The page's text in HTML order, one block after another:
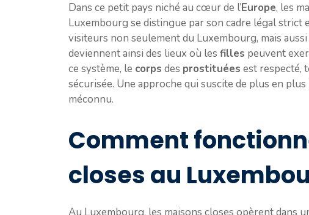
Dans ce petit pays niché au cœur de l’Europe, les
Luxembourg se distingue par son cadre légal strict
visiteurs non seulement du Luxembourg, mais aussi
deviennent ainsi des lieux où les filles peuvent
ce système, le corps des prostituées est respecté,
sécurisée. Une approche qui suscite de plus en
méconnu.
Comment
closes au
Au Luxembourg, les maisons closes opèrent dans